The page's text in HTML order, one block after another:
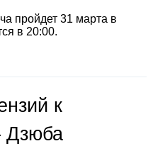
пройдет 31 марта в
в 20:00.
к
Дзюба